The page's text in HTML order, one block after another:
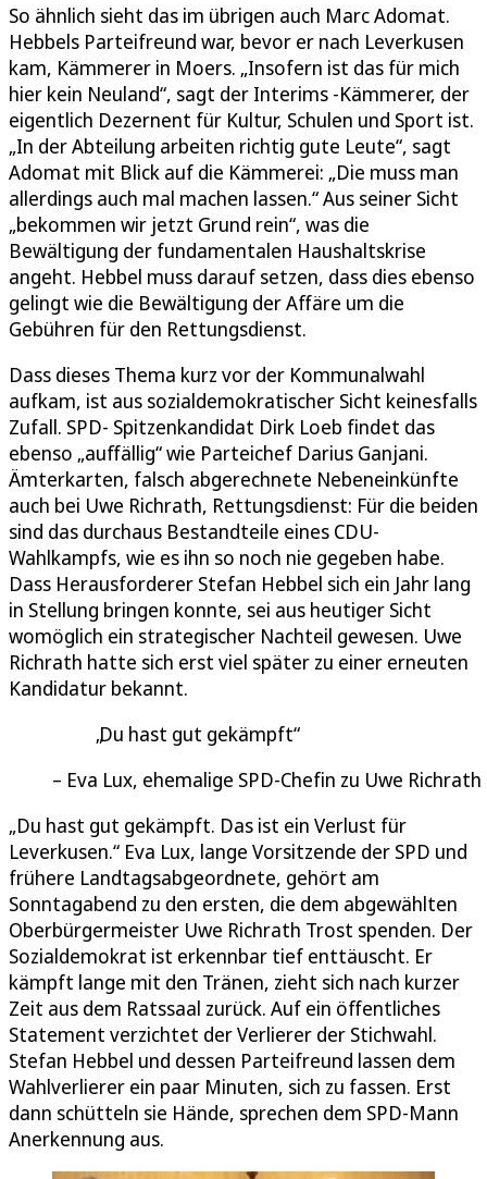
So ähnlich sieht das im übrigen auch Marc Adomat.
Hebbels Parteifreund war, bevor er nach Leverkusen
kam, Kämmerer in Moers. „Insofern ist das für mich
hier kein Neuland“, sagt der Interims -Kämmerer, der
eigentlich Dezernent für Kultur, Schulen und Sport ist.
„In der Abteilung arbeiten richtig gute Leute“, sagt
Adomat mit Blick auf die Kämmerei: „Die muss man
allerdings auch mal machen lassen.“ Aus seiner Sicht
„bekommen wir jetzt Grund rein“, was die
Bewältigung der fundamentalen Haushaltskrise
angeht. Hebbel muss darauf setzen, dass dies ebenso
gelingt wie die Bewältigung der Affäre um die
Gebühren für den Rettungsdienst.
Dass dieses Thema kurz vor der Kommunalwahl
aufkam, ist aus sozialdemokratischer Sicht keinesfalls
Zufall. SPD- Spitzenkandidat Dirk Loeb findet das
ebenso „auffällig“ wie Parteichef Darius Ganjani.
Ämterkarten, falsch abgerechnete Nebeneinkünfte
auch bei Uwe Richrath, Rettungsdienst: Für die beiden
sind das durchaus Bestandteile eines CDU-
Wahlkampfs, wie es ihn so noch nie gegeben habe.
Dass Herausforderer Stefan Hebbel sich ein Jahr lang
in Stellung bringen konnte, sei aus heutiger Sicht
womöglich ein strategischer Nachteil gewesen. Uwe
Richrath hatte sich erst viel später zu einer erneuten
Kandidatur bekannt.
Du hast gut gekämpft
Eva Lux, ehemalige SPD-Chefin zu Uwe Richrath
„Du hast gut gekämpft. Das ist ein Verlust für
Leverkusen.“ Eva Lux, lange Vorsitzende der SPD und
frühere Landtagsabgeordnete, gehört am
Sonntagabend zu den ersten, die dem abgewählten
Oberbürgermeister Uwe Richrath Trost spenden. Der
Sozialdemokrat ist erkennbar tief enttäuscht. Er
kämpft lange mit den Tränen, zieht sich nach kurzer
Zeit aus dem Ratssaal zurück. Auf ein öffentliches
Statement verzichtet der Verlierer der Stichwahl.
Stefan Hebbel und dessen Parteifreund lassen dem
Wahlverlierer ein paar Minuten, sich zu fassen. Erst
dann schütteln sie Hände, sprechen dem SPD-Mann
Anerkennung aus.